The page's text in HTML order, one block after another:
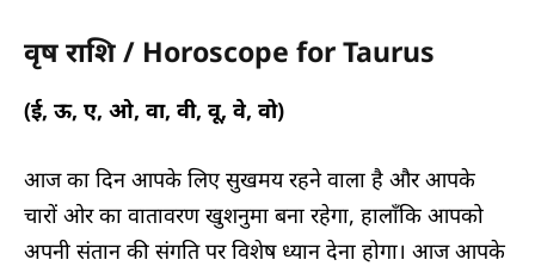
वृष राशि / Horoscope for Taurus
(ई, ऊ, ए, ओ, वा, वी, वू, वे, वो)
आज का दिन आपके लिए सुखमय रहने वाला है और आपके
चारों ओर का वातावरण खुशनुमा बना रहेगा, हालाँकि आपको
अपनी संतान की संगति पर विशेष ध्यान देना होगा। आज आपके